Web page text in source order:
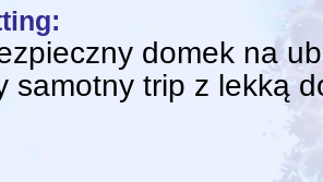
domek na
samotny trip z lekką